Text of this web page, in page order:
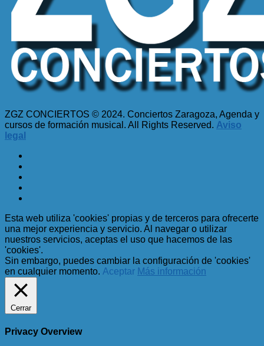
ZGZ CONCIERTOS © 2024. Conciertos Zaragoza, Agenda y
cursos de formación musical. All Rights Reserved. Aviso
legal
Esta web utiliza 'cookies' propias y de terceros para ofrecerte
una mejor experiencia y servicio. Al navegar o utilizar
nuestros servicios, aceptas el uso que hacemos de las
'cookies'.
Sin embargo, puedes cambiar la configuración de 'cookies'
en cualquier momento. Aceptar Más información
Cerrar
Privacy Overview